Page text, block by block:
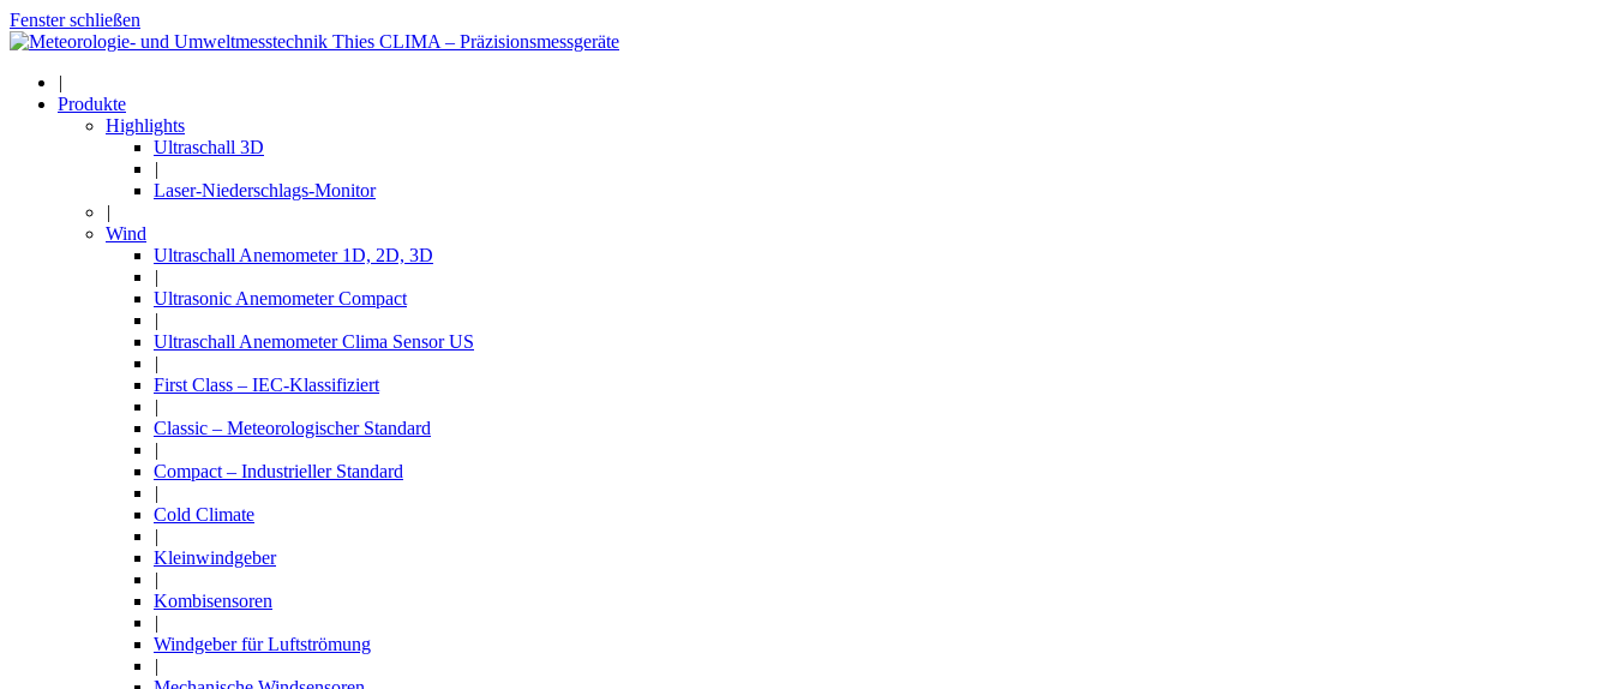
Fenster schließen
|
Produkte
Highlights
Ultraschall 3D
|
Laser-Niederschlags-Monitor
|
Wind
Ultraschall Anemometer 1D, 2D, 3D
|
Ultrasonic Anemometer Compact
|
Ultraschall Anemometer Clima Sensor US
|
First Class – IEC-Klassifiziert
|
Classic – Meteorologischer Standard
|
Compact – Industrieller Standard
|
Cold Climate
|
Kleinwindgeber
|
Kombisensoren
|
Windgeber für Luftströmung
|